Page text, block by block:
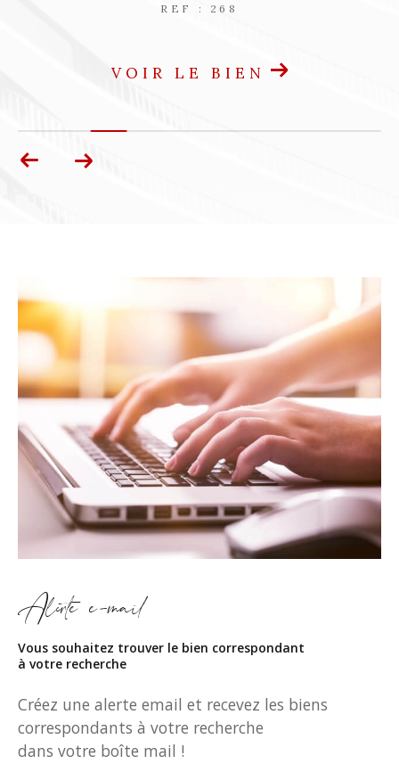
REF : 268
VOIR LE BIEN
Alerte e-mail
Vous souhaitez trouver le bien correspondant
à votre recherche
Créez une alerte email et recevez les biens
correspondants à votre recherche
dans votre boîte mail !